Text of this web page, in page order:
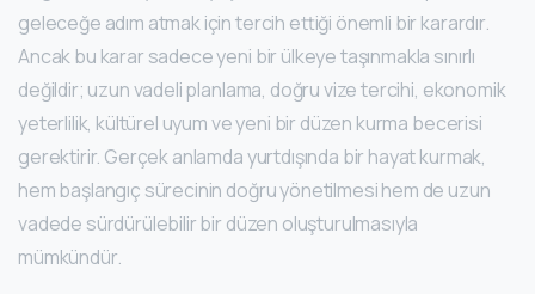
geleceğe adım atmak için tercih ettiği önemli bir karardır.
Ancak bu karar sadece yeni bir ülkeye taşınmakla sınırlı
değildir; uzun vadeli planlama, doğru vize tercihi, ekonomik
yeterlilik, kültürel uyum ve yeni bir düzen kurma becerisi
gerektirir. Gerçek anlamda yurtdışında bir hayat kurmak,
hem başlangıç sürecinin doğru yönetilmesi hem de uzun
vadede sürdürülebilir bir düzen oluşturulmasıyla
mümkündür.